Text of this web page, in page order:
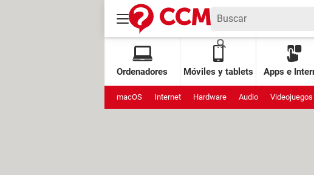
Ordenadores Móviles y tablets Apps e
macOS Internet Hardware Audio Videojuegos